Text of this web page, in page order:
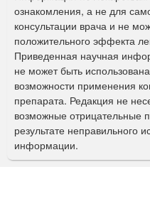
м
а
п
о
и
с
к
ознакомления, а не для
консультации врача и не
положительного эффекта
Приведенная научная
не может быть
возможности применения
препарата. Редакция не
возможные отрицательные
результате неправильного
информации.